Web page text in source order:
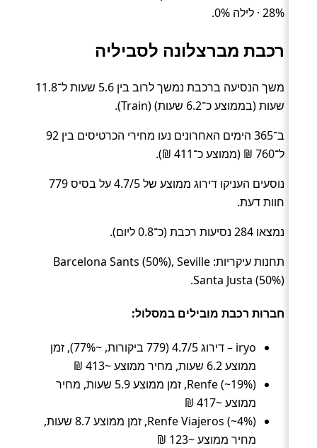
28% · לילה 0%.
רכבת מברצלונה לסביליה
משך הנסיעה ברכבת נמשך לרוב בין 5.6 שעות ל־11.8
שעות (בממוצע כ־6.2 שעות) (Train).
ב־365 הימים האחרונים נעו מחירי הכרטיסים בין 92
ל־760 ₪ (ממוצע כ־411 ₪).
נוסעים העניקו דירוג ממוצע של 4.7/5 על בסיס 779
חוות דעת.
נמצאו 284 נסיעות רכבת (כ־0.8 ליום).
תחנות עיקריות: Barcelona Sants (50%), Seville
Santa Justa (50%).
חברות רכבת מובילים במסלול:
iryo – דירוג 4.7/5 (779 ביקורות, ~77%), זמן
ממוצע 6.2 שעות, מחיר ממוצע ~413 ₪
Renfe (~19%), זמן ממוצע 5.9 שעות, מחיר
ממוצע ~417 ₪
Renfe Viajeros (~4%), זמן ממוצע 8.7 שעות,
מחיר ממוצע ~123 ₪